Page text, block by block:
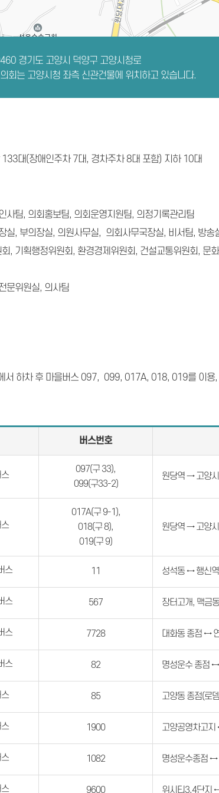
경기도 고양시 덕양구 고양시청로
회는 고양시청 좌측 신관건물에 위치하고 있습니다.
대(장애인주차 7대, 경차주차 8대 포함) 지하 10대
사팀, 의회홍보팀, 의회운영지원팀, 의정기록관리팀
실, 부의장실, 의원사무실, 의회사무국장실, 비서팀, 방송
, 기획행정위원회, 환경경제위원회, 건설교통위원회, 문
문위원실, 의사팀
서 하차 후 마을버스 097, 099, 017A, 018, 019를 이용,
버스번호
097(구 33),
099(구33-2)
원당역 → 고양
017A(구 9-1),
018(구 8),
019(구 9)
원당역 → 고양
스 11 성석동 ↔ 행신역
스 567 장터고개, 맥금
스 7728 대화동 종점 ↔
스 82 명성운수 종점
85 고양동 종점(로
1900 고양공영차고
1082 명성운수종점
9600 위시티3,4단지